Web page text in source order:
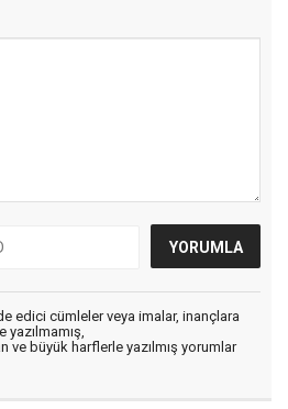
edici cümleler veya imalar, inançlara
yazılmamış,
ve büyük harflerle yazılmış yorumlar